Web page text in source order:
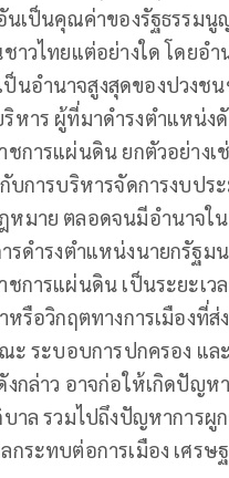
เป็นคุณค่าของรัฐธรรมนู
าวไทยแต่อย่างใด โดยอ
นอำนาจสูงสุดของปวงช
หาร ผู้ที่มาดำรงตำแหน่ง
ชการแผ่นดิน ยกตัวอย่าง
บการบริหารจัดการงบป
าย ตลอดจนมีอำนาจใน
รดำรงตำแหน่งนายกรัฐ
ชการแผ่นดิน เป็นระยะเ
รือวิกฤตทางการเมืองที่
ะ ระบอบการปกครอง แ
งกล่าว อาจก่อให้เกิดปัญ
บาล รวมไปถึงปัญหาการ
ระทบต่อการเมือง เศรษ